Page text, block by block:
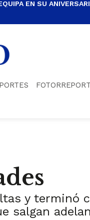
EN SU
y terminó
salgan